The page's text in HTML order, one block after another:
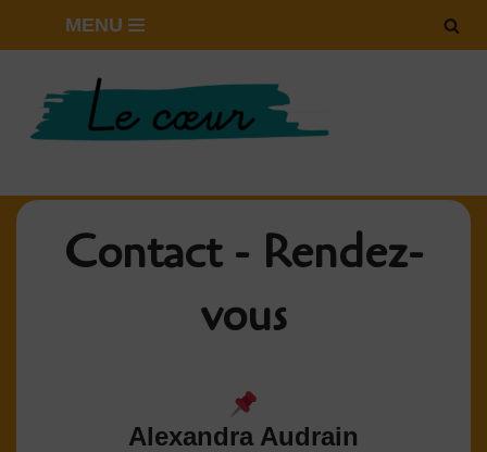
contenu
MENU
Contact - Rendez-
vous
Alexandra Audrain